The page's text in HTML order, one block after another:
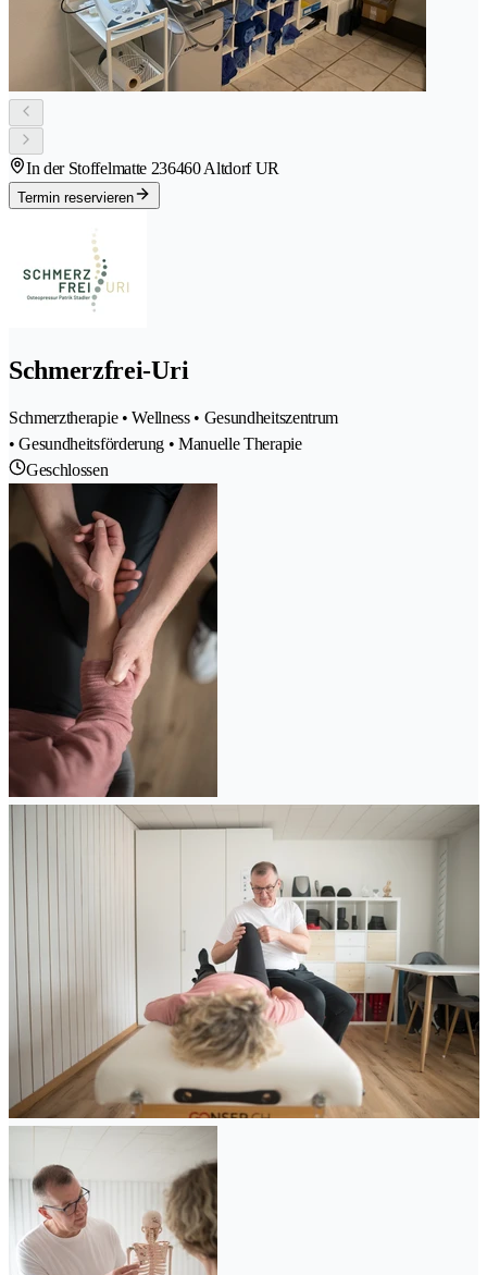
In der Stoffelmatte 236460 Altdorf UR
Termin reservieren
Schmerzfrei-Uri
Schmerztherapie • Wellness • Gesundheitszentrum
• Gesundheitsförderung • Manuelle Therapie
Geschlossen